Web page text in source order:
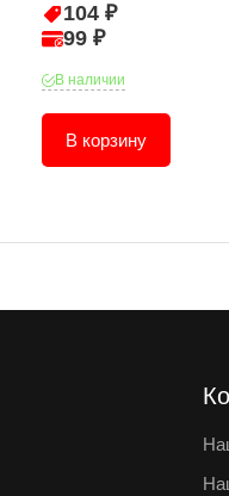
104 ₽
99 ₽
В наличии
В корзину